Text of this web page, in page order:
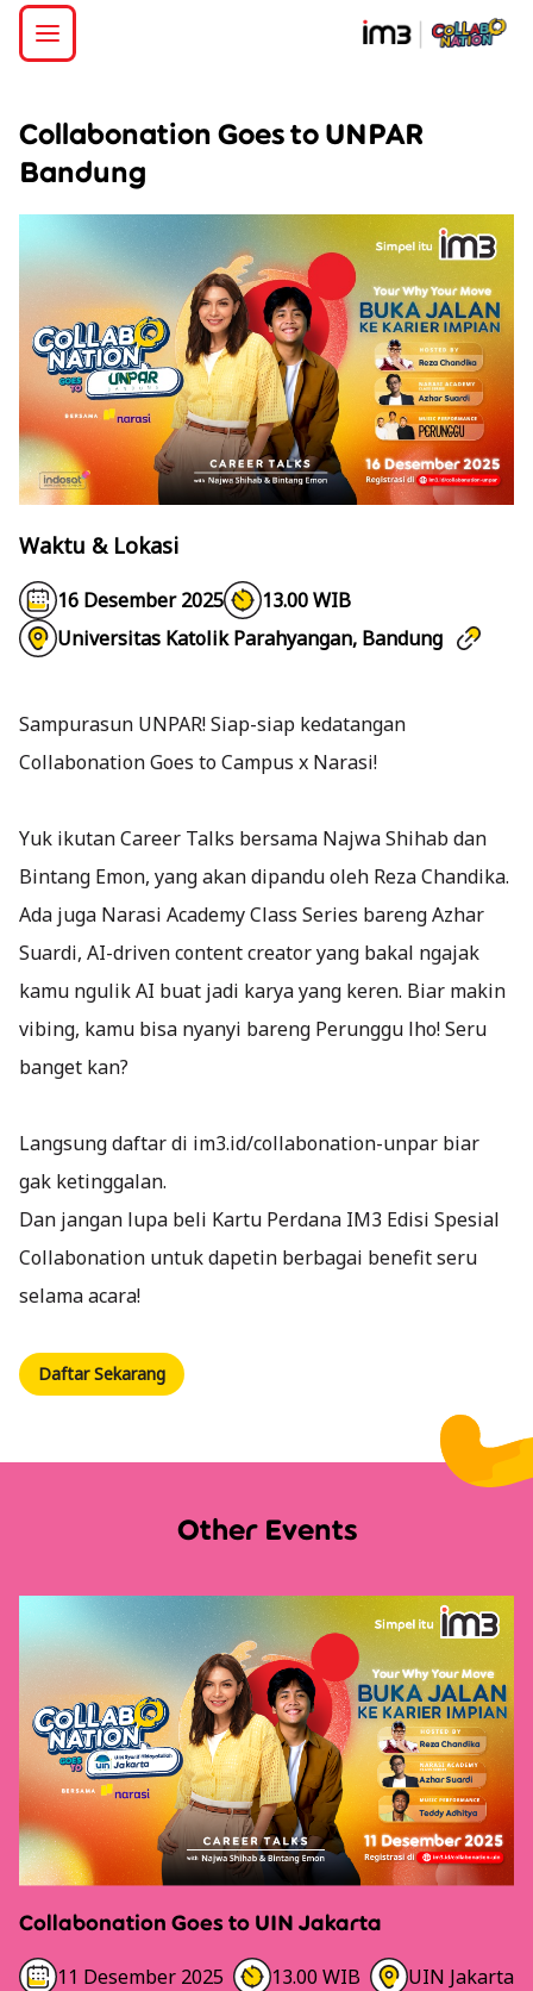
Collabonation Goes to UNPAR
Bandung
Waktu & Lokasi
16 Desember 2025
13.00 WIB
Universitas Katolik Parahyangan, Bandung
Sampurasun UNPAR! Siap-siap kedatangan
Collabonation Goes to Campus x Narasi!
Yuk ikutan Career Talks bersama Najwa Shihab dan
Bintang Emon, yang akan dipandu oleh Reza Chandika.
Ada juga Narasi Academy Class Series bareng Azhar
Suardi, AI-driven content creator yang bakal ngajak
kamu ngulik AI buat jadi karya yang keren. Biar makin
vibing, kamu bisa nyanyi bareng Perunggu lho! Seru
banget kan?
Langsung daftar di im3.id/collabonation-unpar biar
gak ketinggalan.
Dan jangan lupa beli Kartu Perdana IM3 Edisi Spesial
Collabonation untuk dapetin berbagai benefit seru
selama acara!
Daftar Sekarang
Other Events
Collabonation Goes to UIN Jakarta
11 Desember 2025 13.00 WIB UIN Jakarta
Detail